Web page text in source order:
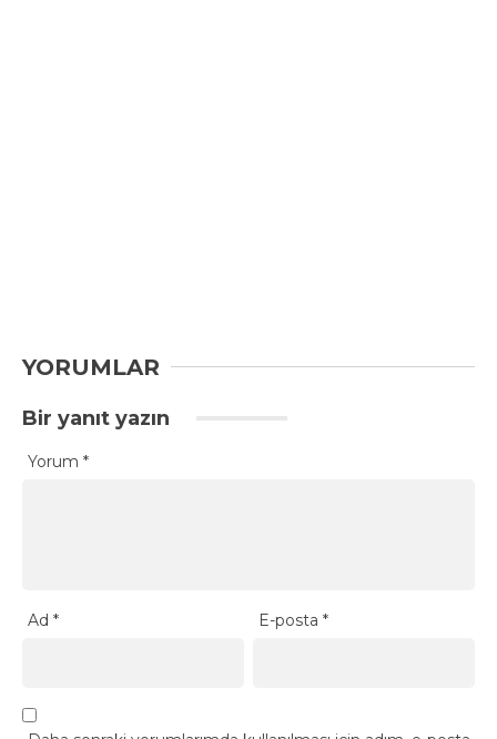
YORUMLAR
Bir yanıt yazın
Yorum *
Ad * E-posta*